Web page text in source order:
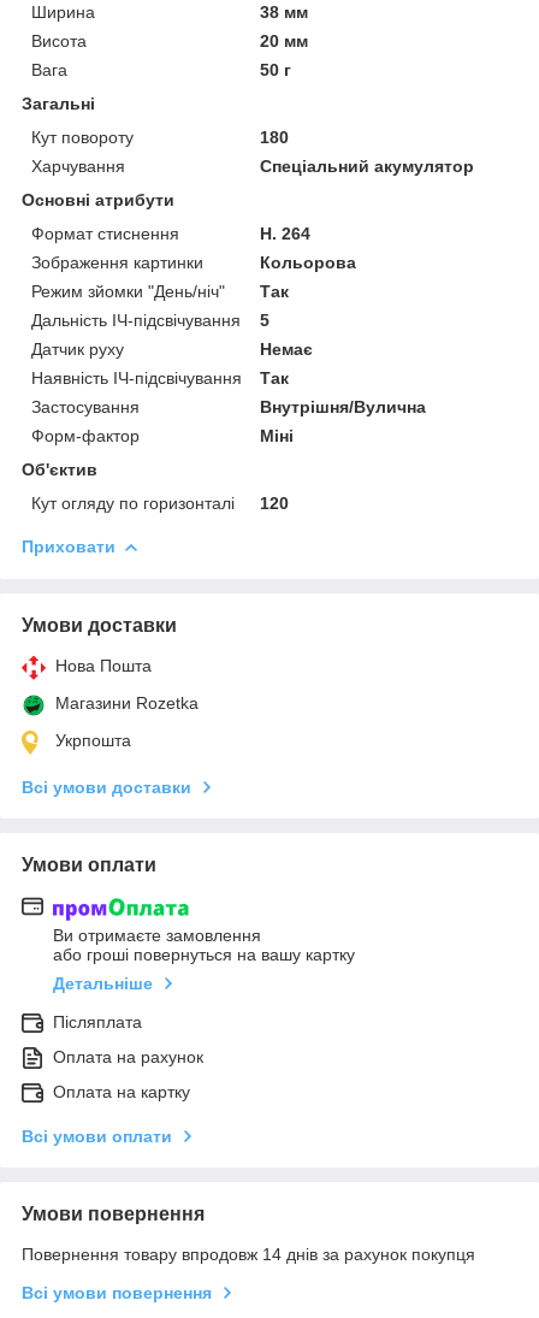
Ширина
38 мм
Висота
20 мм
Вага
50 г
Загальні
Кут повороту
180
Харчування
Спеціальний акумулятор
Основні атрибути
Формат стиснення
H. 264
Зображення картинки
Кольорова
Режим зйомки "День/ніч"
Так
Дальність ІЧ-підсвічування
5
Датчик руху
Немає
Наявність ІЧ-підсвічування
Так
Застосування
Внутрішня/Вулична
Форм-фактор
Міні
Об'єктив
Кут огляду по горизонталі
120
Приховати
Умови доставки
Нова Пошта
Магазини Rozetka
Укрпошта
Всі умови доставки
Умови оплати
Ви отримаєте замовлення
або гроші повернуться на вашу картку
Детальніше
Післяплата
Оплата на рахунок
Оплата на картку
Всі умови оплати
Умови повернення
Повернення товару впродовж 14 днів за рахунок покупця
Всі умови повернення